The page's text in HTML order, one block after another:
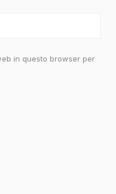
in questo browser per